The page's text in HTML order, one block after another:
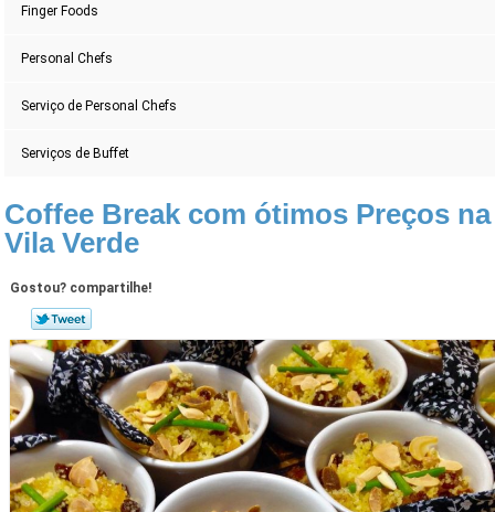
Finger Foods
Personal Chefs
Serviço de Personal Chefs
Serviços de Buffet
Coffee Break com ótimos Preços na
Vila Verde
Gostou? compartilhe!